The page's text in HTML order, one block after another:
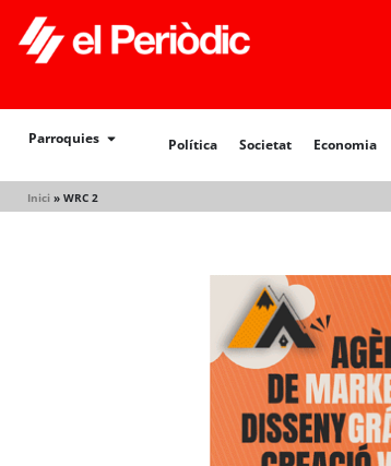
Parroquies Política Societat Economia
Inici » WRC 2
Política Societat